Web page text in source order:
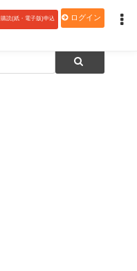
購読(紙・電子版)申込 ログイン